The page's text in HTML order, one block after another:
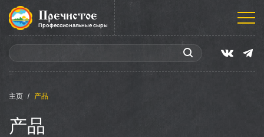
Пречистое
Профессиональные сыры
主页 产品
产品